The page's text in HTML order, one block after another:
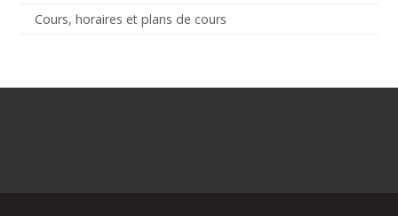
Cours, horaires et plans de cours